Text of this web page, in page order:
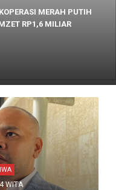
MERAH PUTIH
RP1,6 MILIAR
WITA